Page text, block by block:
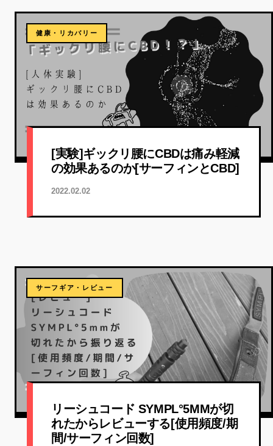
健康・リカバリー
[実験]ギックリ腰にCBDは痛み軽減
の効果あるのか[サーフィンとCBD]
2022.02.02
サーフギア・レビュー
リーシュコード SYMPL°5MMが切
れたからレビューする[使用頻度/期
間/サーフィン回数]